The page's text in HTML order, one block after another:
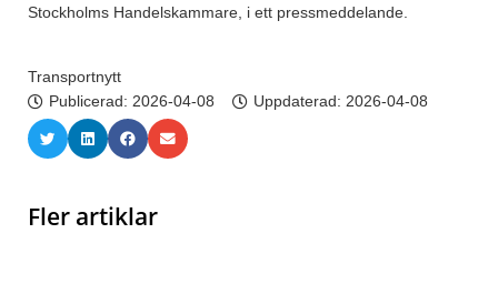
Stockholms Handelskammare, i ett pressmeddelande.
Transportnytt
Publicerad: 2026-04-08 Uppdaterad: 2026-04-08
Fler artiklar